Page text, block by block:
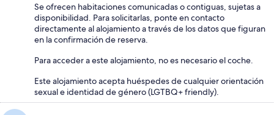
Se ofrecen habitaciones comunicadas o contiguas, sujetas a
disponibilidad. Para solicitarlas, ponte en contacto
directamente al alojamiento a través de los datos que figuran
en la confirmación de reserva.
Para acceder a este alojamiento, no es necesario el coche.
Este alojamiento acepta huéspedes de cualquier orientación
sexual e identidad de género (LGTBQ+ friendly).